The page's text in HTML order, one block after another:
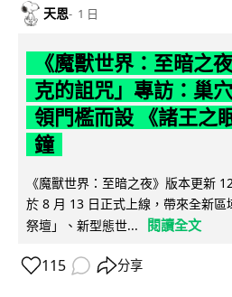
天恩 1 日
《魔獸世界：至暗之
克的詛咒」專訪：巢
領門檻而設 《諸王之
鐘
《魔獸世界：至暗之夜》版本更新
於 8 月 13 日正式上線，帶來全新
祭壇」、新型態世...
閱讀全文
115 分享